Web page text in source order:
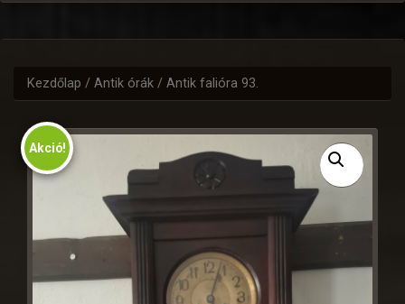
Kezdőlap / Antik órák / Antik falióra 93.
Akció!